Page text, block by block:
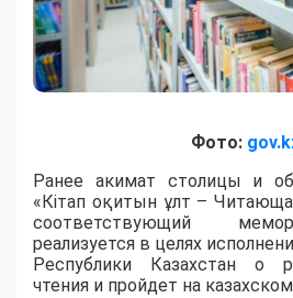
Фото:
Ранее акимат столицы и
«Кітап оқитын ұлт –
соответствующий
реализуется в целях
Республики Казахстан о
чтения и пройдет на